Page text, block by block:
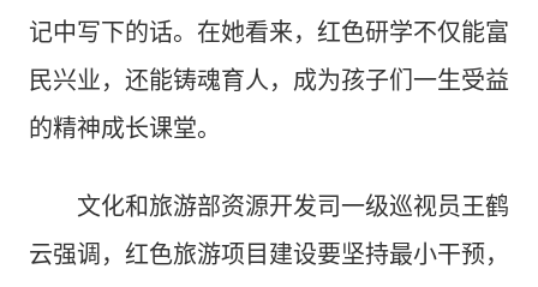
记中写下的话。在她看来，红色研学不仅能富
民兴业，还能铸魂育人，成为孩子们一生受益
的精神成长课堂。
文化和旅游部资源开发司一级巡视员王鹤
云强调，红色旅游项目建设要坚持最小干预，